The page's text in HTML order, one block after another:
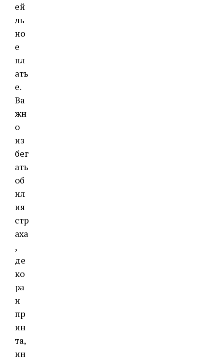
ей
ль
но
е
пл
ать
е.
Ва
жн
о
из
бег
ать
об
ил
ия
стр
аха
,
де
ко
ра
и
пр
ин
та,
ин